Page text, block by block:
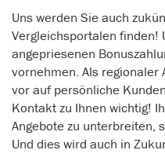
Uns werden Sie auch
Vergleichsportalen finden!
angepriesenen
vornehmen. Als regionaler
vor auf persönliche
Kontakt zu Ihnen wichtig!
Angebote zu unterbreiten,
Und dies wird auch in